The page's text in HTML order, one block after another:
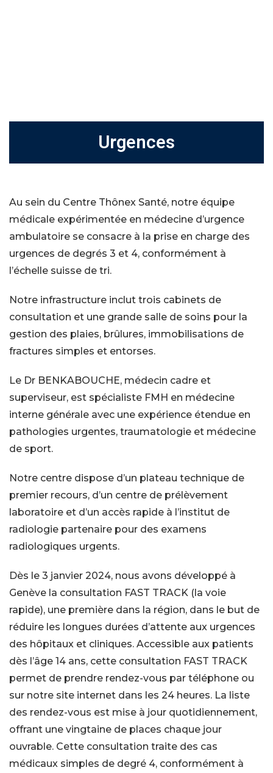
Urgences
Au sein du Centre Thônex Santé, notre équipe
médicale expérimentée en médecine d’urgence
ambulatoire se consacre à la prise en charge des
urgences de degrés 3 et 4, conformément à
l’échelle suisse de tri.
Notre infrastructure inclut trois cabinets de
consultation et une grande salle de soins pour la
gestion des plaies, brûlures, immobilisations de
fractures simples et entorses.
Le Dr BENKABOUCHE, médecin cadre et
superviseur, est spécialiste FMH en médecine
interne générale avec une expérience étendue en
pathologies urgentes, traumatologie et médecine
de sport.
Notre centre dispose d’un plateau technique de
premier recours, d’un centre de prélèvement
laboratoire et d’un accès rapide à l’institut de
radiologie partenaire pour des examens
radiologiques urgents.
Dès le 3 janvier 2024, nous avons développé à
Genève la consultation FAST TRACK (la voie
rapide), une première dans la région, dans le but de
réduire les longues durées d’attente aux urgences
des hôpitaux et cliniques. Accessible aux patients
dès l’âge 14 ans, cette consultation FAST TRACK
permet de prendre rendez-vous par téléphone ou
sur notre site internet dans les 24 heures. La liste
des rendez-vous est mise à jour quotidiennement,
offrant une vingtaine de places chaque jour
ouvrable. Cette consultation traite des cas
médicaux simples de degré 4, conformément à